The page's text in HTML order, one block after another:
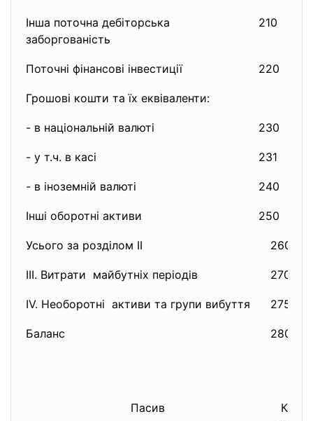
Інша поточна дебіторська
заборгованість
210
Поточні фінансові інвестиції 220
Грошові кошти та їх еквіваленти:
- в національній валюті 230
- у т.ч. в касі 231
- в іноземній валюті 240
Інші оборотні активи 250
Усього за розділом II 260
III. Витрати майбутніх періодів 270
IV. Необоротні активи та групи вибуття 275
Баланс 280
Пасив
Код